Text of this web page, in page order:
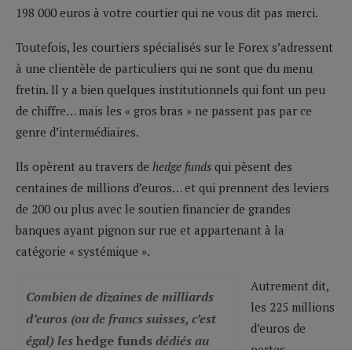
198 000 euros à votre courtier qui ne vous dit pas merci.
Toutefois, les courtiers spécialisés sur le Forex s’adressent
à une clientèle de particuliers qui ne sont que du menu
fretin. Il y a bien quelques institutionnels qui font un peu
de chiffre… mais les « gros bras » ne passent pas par ce
genre d’intermédiaires.
Ils opèrent au travers de hedge funds qui pèsent des
centaines de millions d’euros… et qui prennent des leviers
de 200 ou plus avec le soutien financier de grandes
banques ayant pignon sur rue et appartenant à la
catégorie « systémique ».
Combien de dizaines de milliards
d’euros (ou de francs suisses, c’est
égal) leshedge fundsdédiés au
Autrement dit,
les 225 millions
d’euros de